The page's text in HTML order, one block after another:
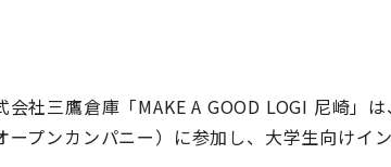
会社三鷹倉庫「MAKE A GOOD LOGI 尼崎」
ープンカンパニー）に参加し、大学生向けイ